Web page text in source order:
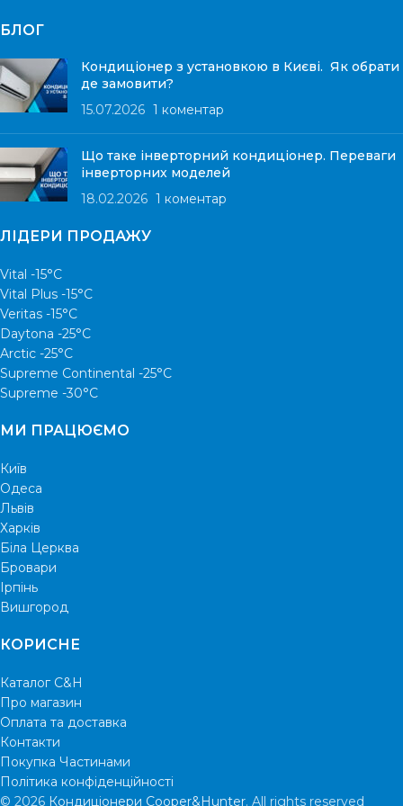
БЛОГ
Кондиціонер з установкою в Києві. Як обрати
де замовити?
15.07.2026 1 коментар
Що таке інверторний кондиціонер. Переваги
інверторних моделей
18.02.2026 1 коментар
ЛІДЕРИ ПРОДАЖУ
Vital -15°С
Vital Plus -15°C
Veritas -15°С
Daytona -25°С
Arctic -25°С
Supreme Continental -25°С
Supreme -30°С
МИ ПРАЦЮЄМО
Київ
Одеса
Львів
Харків
Біла Церква
Бровари
Ірпінь
Вишгород
КОРИСНЕ
Каталог C&H
Про магазин
Оплата та доставка
Контакти
Покупка Частинами
Політика конфіденційності
© 2026 Кондиціонери Cooper&Hunter. All rights reserved